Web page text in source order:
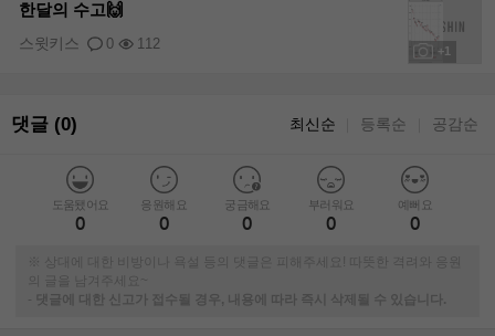
+1
한달의 수고🙌
0 112
스윗키스
댓글 (0) 최신순 등록순 공감순
도움됐어요
0
응원해요
0
궁금해요
0
부러워요
0
예뻐요
0
※ 상대에 대한 비방이나 욕설 등의 댓글은 피해주세요! 따뜻한 격려와 응원
의 글을 남겨주세요~
-
댓글에 대한 신고가 접수될 경우, 내용에 따라 즉시 삭제될 수 있습니다.